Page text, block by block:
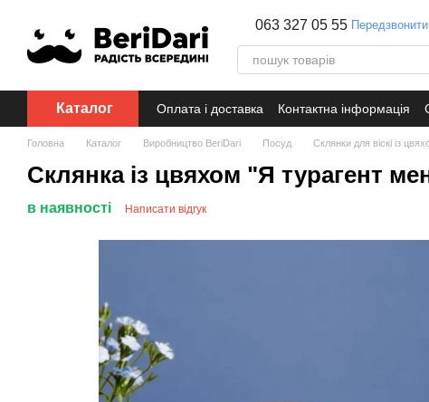
063 327 05 55
Каталог Оплата і доставка Контактна інформація
Головна Каталог Виробництво BeriDari Посуд Склянки для віскі із
Склянка із цвяхом "Я турагент
в наявності Написати відгук